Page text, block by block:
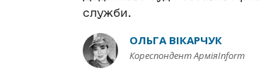
служби.
ОЛЬГА ВІКАРЧУК
Кореспондент АрміяInform